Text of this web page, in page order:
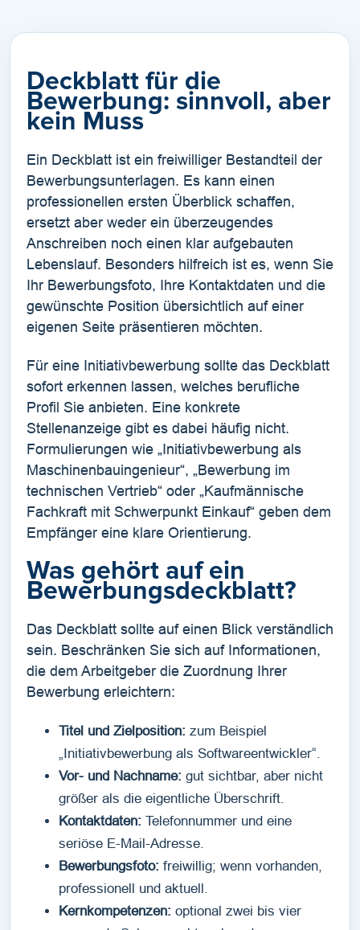
Deckblatt für die
Bewerbung: sinnvoll, aber
kein Muss
Ein Deckblatt ist ein freiwilliger Bestandteil der
Bewerbungsunterlagen. Es kann einen
professionellen ersten Überblick schaffen,
ersetzt aber weder ein überzeugendes
Anschreiben noch einen klar aufgebauten
Lebenslauf. Besonders hilfreich ist es, wenn Sie
Ihr Bewerbungsfoto, Ihre Kontaktdaten und die
gewünschte Position übersichtlich auf einer
eigenen Seite präsentieren möchten.
Für eine Initiativbewerbung sollte das Deckblatt
sofort erkennen lassen, welches berufliche
Profil Sie anbieten. Eine konkrete
Stellenanzeige gibt es dabei häufig nicht.
Formulierungen wie „Initiativbewerbung als
Maschinenbauingenieur“, „Bewerbung im
technischen Vertrieb“ oder „Kaufmännische
Fachkraft mit Schwerpunkt Einkauf“ geben dem
Empfänger eine klare Orientierung.
Was gehört auf ein
Bewerbungsdeckblatt?
Das Deckblatt sollte auf einen Blick verständlich
sein. Beschränken Sie sich auf Informationen,
die dem Arbeitgeber die Zuordnung Ihrer
Bewerbung erleichtern:
Titel und Zielposition: zum Beispiel
„Initiativbewerbung als Softwareentwickler“.
Vor- und Nachname: gut sichtbar, aber nicht
größer als die eigentliche Überschrift.
Kontaktdaten: Telefonnummer und eine
seriöse E-Mail-Adresse.
Bewerbungsfoto: freiwillig; wenn vorhanden,
professionell und aktuell.
Kernkompetenzen: optional zwei bis vier